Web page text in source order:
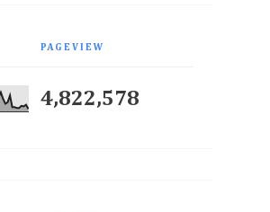
PAGEVIEW
4,822,578